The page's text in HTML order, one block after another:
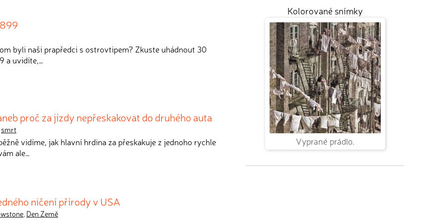
byli naši prapředci s ostrovtipem? Zkuste uhádnout 30
a uvidíte,…
proč za jízdy nepřeskakovat do druhého auta
smrt
vidíme, jak hlavní hrdina za přeskakuje z jednoho rychle
ale…
ničení přírody v USA
, Den Země
Kolorované snímky
Vyprané prádlo.